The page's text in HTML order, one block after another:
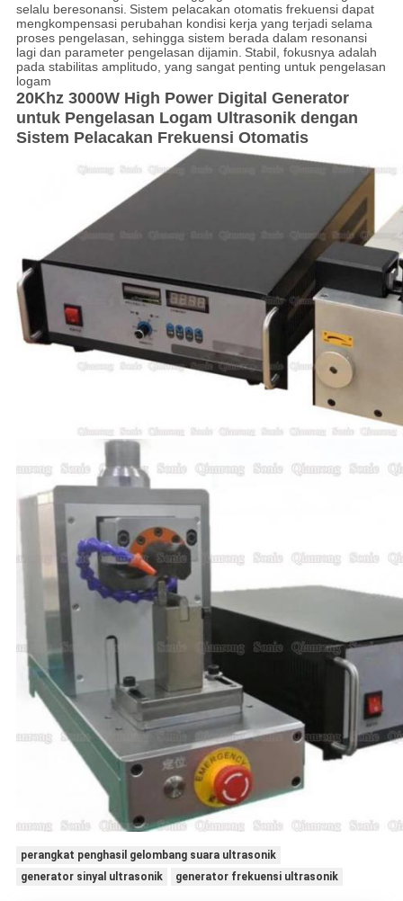
selalu beresonansi. Sistem pelacakan otomatis frekuensi dapat
mengkompensasi perubahan kondisi kerja yang terjadi selama
proses pengelasan, sehingga sistem berada dalam resonansi
lagi dan parameter pengelasan dijamin. Stabil, fokusnya adalah
pada stabilitas amplitudo, yang sangat penting untuk pengelasan
logam
20Khz 3000W High Power Digital Generator
untuk Pengelasan Logam Ultrasonik dengan
Sistem Pelacakan Frekuensi Otomatis
perangkat penghasil gelombang suara ultrasonik
generator sinyal ultrasonik
generator frekuensi ultrasonik